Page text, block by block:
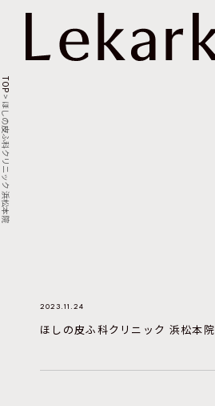
TOP
>
ほしの皮ふ科クリニック 浜松本院
2023.11.24
ほしの皮ふ科クリニック 浜松本院